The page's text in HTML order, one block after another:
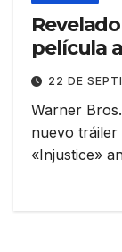
película
22 DE
Warner
nuevo tráiler
«Injustice»